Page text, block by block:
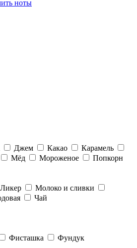
ноты
Джем Какао
Карамель
Мёд Мороженое
Попкорн
Ликер
Молоко и сливки
Чай
Фисташка
Фундук